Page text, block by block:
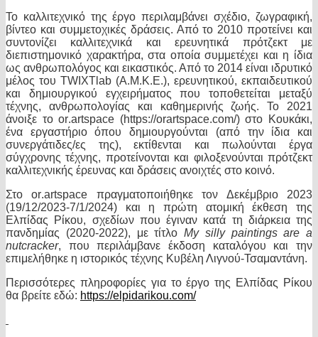
Το καλλιτεχνικό της έργο περιλαμβάνει σχέδιο, ζωγραφική,
βίντεο και συμμετοχικές δράσεις. Από το 2010 προτείνει και
συντονίζει καλλιτεχνικά και ερευνητικά πρότζεκτ με
διεπιστημονικό χαρακτήρα, στα οποία συμμετέχει και η ίδια
ως ανθρωπολόγος και εικαστικός. Από το 2014 είναι ιδρυτικό
μέλος του TWIXTlab (Α.Μ.Κ.Ε.), ερευνητικού, εκπαιδευτικού
και δημιουργικού εγχειρήματος που τοποθετείται μεταξύ
τέχνης, ανθρωπολογίας και καθημερινής ζωής. Το 2021
άνοιξε τοor.artspace (https://orartspace.com/)στο Κουκάκι,
ένα εργαστήριο όπου δημιουργούνται (από την ίδια και
συνεργάτιδες/ες της), εκτίθενται και πωλούνται έργα
σύγχρονης τέχνης, προτείνονται και φιλοξενούνται πρότζεκτ
καλλιτεχνικής έρευνας και δράσεις ανοιχτές στο κοινό.
Στοor.artspace πραγματοποιήθηκε τον Δεκέμβριο 2023
(19/12/2023-7/1/2024) και η πρώτη ατομική έκθεση της
Ελπίδας Ρίκου, σχεδίων που έγιναν κατά τη διάρκεια της
πανδημίας (2020-2022), με τίτλο My silly paintings are a
nutcracker, που περιλάμβανε έκδοση καταλόγου και την
επιμελήθηκε η ιστορικός τέχνης Κυβέλη Λιγνού-Τσαμαντάνη.
Περισσότερες πληροφορίες για το έργο της Ελπίδας Ρίκου
θα βρείτε εδώ: https://elpidarikou.com/